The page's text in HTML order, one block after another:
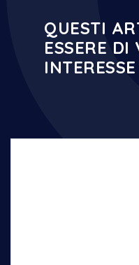
QUESTI
ESSERE DI
INTERESSE